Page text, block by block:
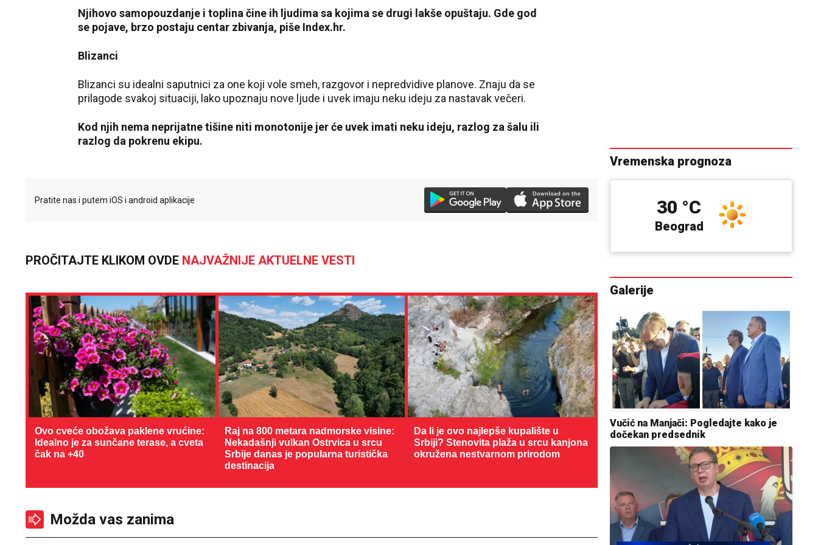
Njihovo samopouzdanje i toplina čine ih ljudima sa kojima se drugi lakše opuštaju. Gde god
se pojave, brzo postaju centar zbivanja, piše Index.hr.
Blizanci
Blizanci su idealni saputnici za one koji vole smeh, razgovor i nepredvidive planove. Znaju da se
prilagode svakoj situaciji, lako upoznaju nove ljude i uvek imaju neku ideju za nastavak večeri.
Kod njih nema neprijatne tišine niti monotonije jer će uvek imati neku ideju, razlog za šalu ili
razlog da pokrenu ekipu.
Pratite nas i putem iOS i android aplikacije
PROČITAJTE KLIKOM OVDE NAJVAŽNIJE AKTUELNE VESTI
Ovo cveće obožava paklene vrućine:
Idealno je za sunčane terase, a cveta
čak na +40
Raj na 800 metara nadmorske visine:
Nekadašnji vulkan Ostrvica u srcu
Srbije danas je popularna turistička
destinacija
Da li je ovo najlepše kupalište u
Srbiji? Stenovita plaža u srcu kanjona
okružena nestvarnom prirodom
Možda vas zanima
Vremenska prognoza
24 °C
Beograd
30 °C
Galerije
Vučić na Manjači: Pogledajte kako je
dočekan predsednik